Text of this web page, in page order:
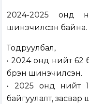
2024-2025 онд
шинэчилсэн байна.
Тодруулбал,
• 2024 онд нийт 62
бүрэн шинэчилсэн.
• 2025 онд нийт
байгуулалт,